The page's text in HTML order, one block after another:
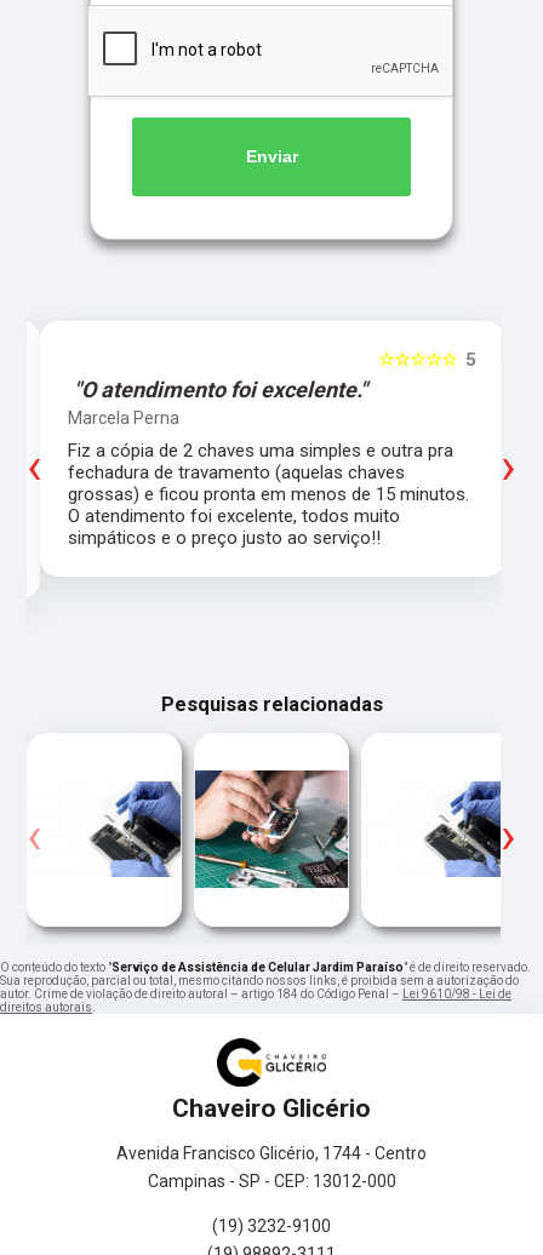
Enviar
5
☆☆☆☆☆
"O atendimento foi excelente."
Marcela Perna
Fiz a cópia de 2 chaves uma simples e outra pra
fechadura de travamento (aquelas chaves
grossas) e ficou pronta em menos de 15 minutos.
O atendimento foi excelente, todos muito
simpáticos e o preço justo ao serviço!!
‹ ›
Pesquisas relacionadas
‹ ›
O conteúdo do texto "Serviço de Assistência de Celular Jardim Paraíso" é de direito reservado.
Sua reprodução, parcial ou total, mesmo citando nossos links, é proibida sem a autorização do
autor. Crime de violação de direito autoral – artigo 184 do Código Penal –
Lei 9610/98 - Lei de
direitos autorais
Chaveiro Glicério
Avenida Francisco Glicério, 1744 - Centro
Campinas - SP - CEP: 13012-000
(19) 3232-9100